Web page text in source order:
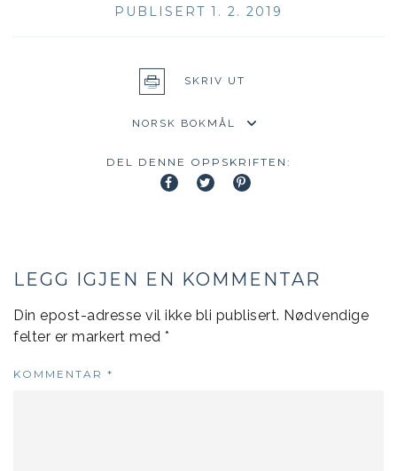
PUBLISERT 1. 2. 2019
SKRIV UT
DEL DENNE OPPSKRIFTEN:
LEGG IGJEN EN KOMMENTAR
Din epost-adresse vil ikke bli publisert. Nødvendige
felter er markert med *
KOMMENTAR *